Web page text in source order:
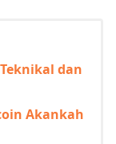
dan
Akankah